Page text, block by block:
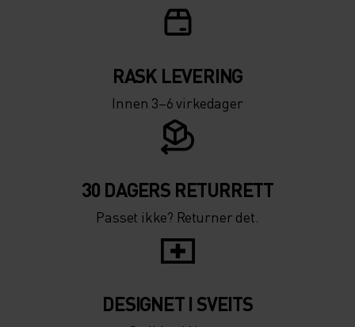
-5°
-15°
-20°
-25°
-5°
-15°
-20°
-25°
RASK LEVERING
Innen 3–6 virkedager
30 DAGERS RETURRETT
Passet ikke? Returner det.
DESIGNET I SVEITS